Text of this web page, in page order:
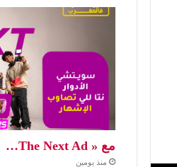
مع « The Next Ad…
منذ يومين